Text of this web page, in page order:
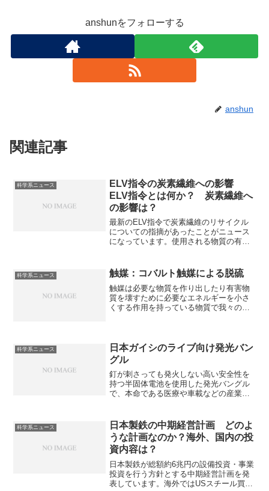
anshunをフォローする
anshun
関連記事
科学系ニュース
ELV指令の炭素繊維への影響
ELV指令とは何か？ 炭素繊維へ
の影響は？
最新のELV指令で炭素繊維のリサイクル
についての指摘があったことがニュース
になっています。使用される物質の有害
維にも対応が求められています。ELV指
令とは何か、炭素繊維の特徴や利点、課
題を知ることができます。
科学系ニュース 触媒：コバルト触媒による脱硫
触媒は必要な物質を作り出したり有害物
質を壊すために必要なエネルギーを小さ
くする作用を持っている物質で我々の生
きをします。なぜ活性化可能なのか知る
ことができます。
科学系ニュース
日本ガイシのライブ向け発光バン
グル
釘が刺さっても発火しない高い安全性を
持つ半固体電池を使用した発光バングル
で、本命である医療や車載などの産業市
ことができます。
科学系ニュース
日本製鉄の中期経営計画 どのよ
うな計画なのか？海外、国内の投
資内容は？
日本製鉄が総額約6兆円の設備投資・事業
投資を行う方針とする中期経営計画を発
表しています。海外ではUSスチール買収